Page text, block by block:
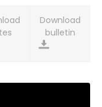
Download
bulletin